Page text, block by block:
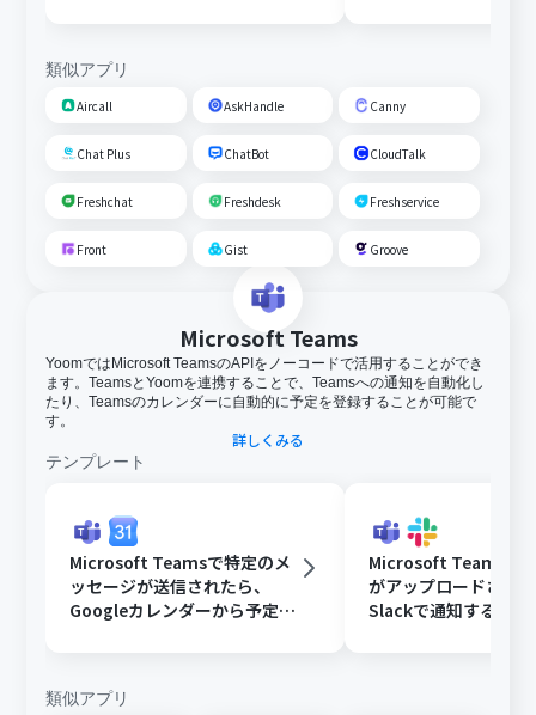
類似アプリ
Aircall AskHandle Canny
Chat Plus ChatBot CloudTalk
Freshchat Freshdesk Freshservice
Front Gist Groove
Microsoft Teams
YoomではMicrosoft TeamsのAPIをノーコードで活用することができ
ます。TeamsとYoomを連携することで、Teamsへの通知を自動化し
たり、Teamsのカレンダーに自動的に予定を登録することが可能で
す。
詳しくみる
テンプレート
Microsoft Teamsで特定のメ
ッセージが送信されたら、
Googleカレンダーから予定を
Microsoft Teamsに
がアップロードされ
Slackで通知する
類似アプリ